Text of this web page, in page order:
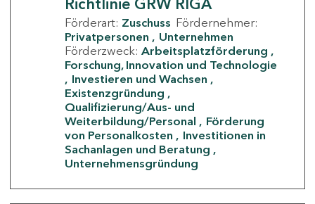
Richtlinie GRW RIGA
Förderart: Zuschuss Fördernehmer:
Privatpersonen
Unternehmen
Förderzweck: Arbeitsplatzförderung
Forschung, Innovation und Technologie
Investieren und Wachsen
Existenzgründung
Qualifizierung/Aus- und
Weiterbildung/Personal
Förderung
von Personalkosten
Investitionen in
Sachanlagen und Beratung
Unternehmensgründung